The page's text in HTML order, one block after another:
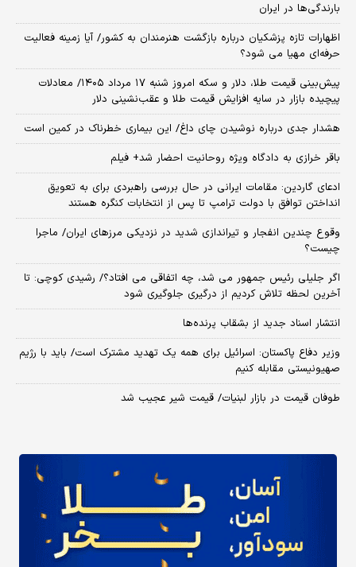
بارندگی‌ها در ایران
اظهارات تازه پزشکیان درباره بازگشت هنرمندان به کشور/ آیا زمینه فعالیت
حرفه‌ای مهیا می شود؟
پیش‌بینی قیمت طلا، دلار و سکه امروز شنبه ۱۷ مرداد ۱۴۰۵/ معادلات
پیچیده بازار در سایه افزایش قیمت طلا و عقب‌نشینی دلار
هشدار جدی درباره نوشیدن چای داغ/ این بیماری خطرناک در کمین است
باقر خرازی به دادگاه ویژه روحانیت احضار شد+ فیلم
ادعای گاردین: مقامات ایرانی در حال بررسی راهبردی برای به تعویق
انداختن توافق با دولت ترامپ تا پس از انتخابات کنگره هستند
وقوع چندین انفجار و تیراندازی شدید در نزدیکی مرز‌های ایران/ ماجرا
چیست؟
اگر جلیلی رئیس جمهور می شد، چه اتفاقی می افتاد؟/ رشیدی کوچی: تا
آخرین لحظه تلاش کردیم از درگیری جلوگیری شود
انتشار اسناد جدید از بشقاب پرنده‌ها
وزیر دفاع پاکستان: اسرائیل برای همه یک تهدید مشترک است/ باید با رژیم
صهیونیستی مقابله کنیم
طوفان قیمت در بازار لبنیات/ قیمت شیر عجیب شد